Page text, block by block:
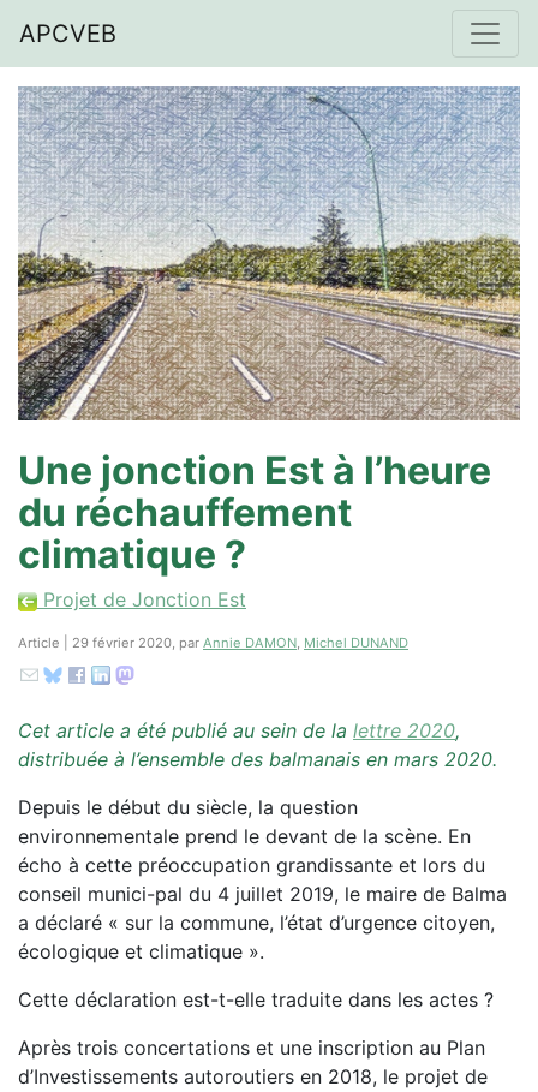
APCVEB
Une jonction Est à l’heure
du réchauffement
climatique ?
Projet de Jonction Est
Article | 29 février 2020, par Annie DAMON, Michel DUNAND
Cet article a été publié au sein de la lettre 2020,
distribuée à l’ensemble des balmanais en mars 2020.
Depuis le début du siècle, la question
environnementale prend le devant de la scène. En
écho à cette préoccupation grandissante et lors du
conseil munici-pal du 4 juillet 2019, le maire de Balma
a déclaré « sur la commune, l’état d’urgence citoyen,
écologique et climatique ».
Cette déclaration est-t-elle traduite dans les actes ?
Après trois concertations et une inscription au Plan
d’Investissements autoroutiers en 2018, le projet de